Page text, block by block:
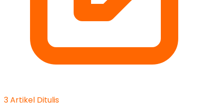
3 Artikel Ditulis